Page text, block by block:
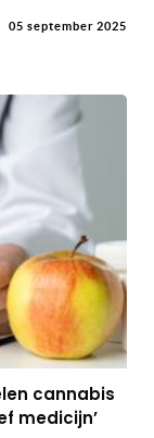
05 september 2025
cannabis
medicijn’